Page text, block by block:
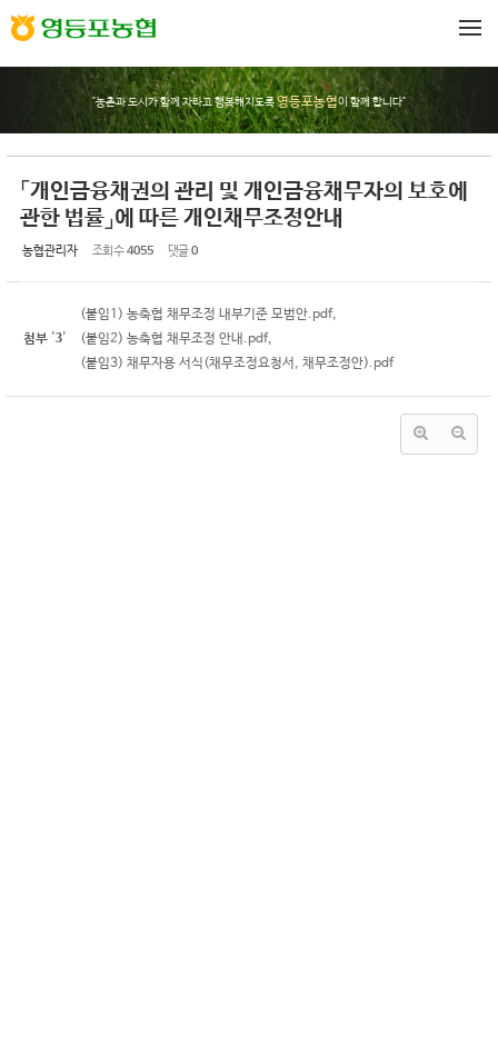
"농촌과 도시가 함께 자라고 행복해지도록영등포농협이 함께 합니다"
「개인금융채권의 관리 및 개인금융채무자의 보호에
관한 법률」에 따른 개인채무조정안내
농협관리자 조회 수4055 댓글0
첨부 '3'
(붙임1) 농축협 채무조정 내부기준 모범안.pdf,
(붙임2) 농축협 채무조정 안내.pdf,
(붙임3) 채무자용 서식(채무조정요청서, 채무조정안).pdf